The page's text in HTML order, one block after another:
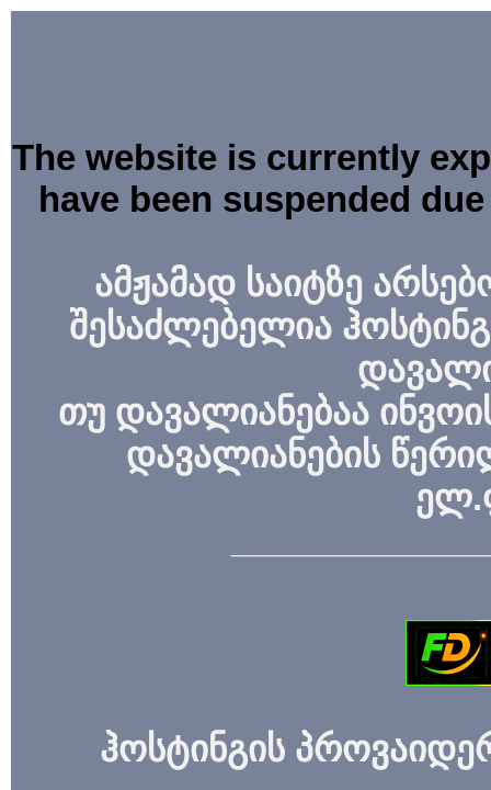
The website is currently
have been suspended
ამჟამად საიტზე
შესაძლებელია
თუ დავალიანებაა
დავალიანების
ჰოსტინგის